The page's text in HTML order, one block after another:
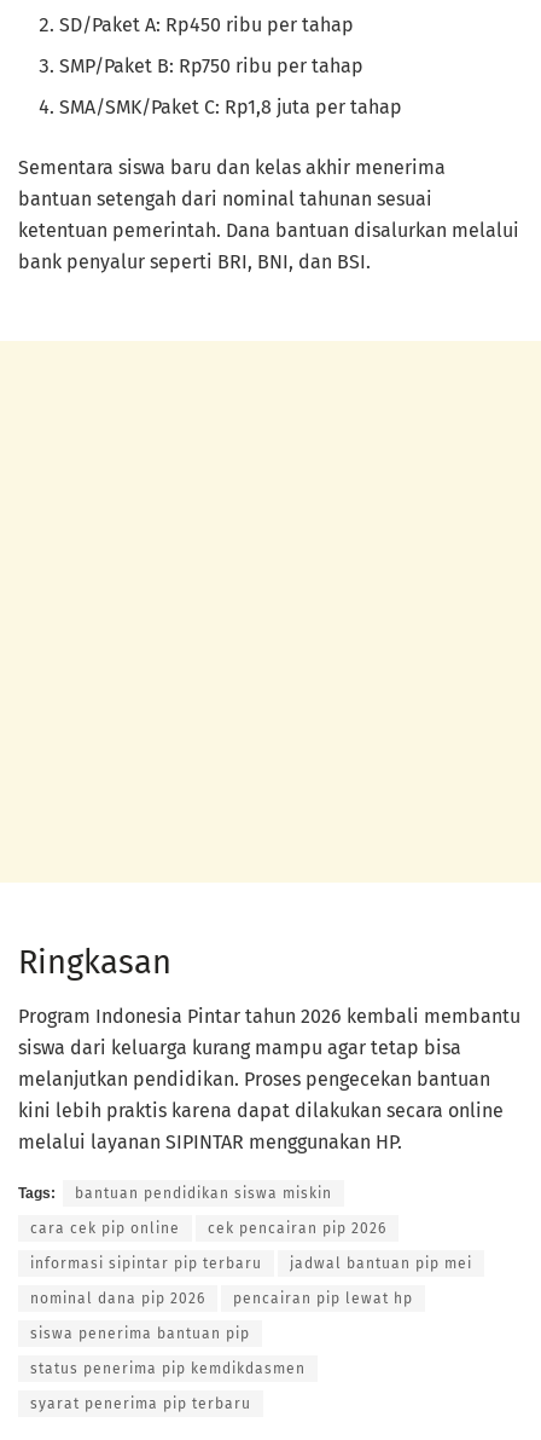
SD/Paket A: Rp450 ribu per tahap
SMP/Paket B: Rp750 ribu per tahap
SMA/SMK/Paket C: Rp1,8 juta per tahap
Sementara siswa baru dan kelas akhir menerima
bantuan setengah dari nominal tahunan sesuai
ketentuan pemerintah. Dana bantuan disalurkan melalui
bank penyalur seperti BRI, BNI, dan BSI.
Ringkasan
Program Indonesia Pintar tahun 2026 kembali membantu
siswa dari keluarga kurang mampu agar tetap bisa
melanjutkan pendidikan. Proses pengecekan bantuan
kini lebih praktis karena dapat dilakukan secara online
melalui layanan SIPINTAR menggunakan HP.
Tags: bantuan pendidikan siswa miskin
cara cek pip online cek pencairan pip 2026
informasi sipintar pip terbaru jadwal bantuan pip mei
nominal dana pip 2026 pencairan pip lewat hp
siswa penerima bantuan pip
status penerima pip kemdikdasmen
syarat penerima pip terbaru